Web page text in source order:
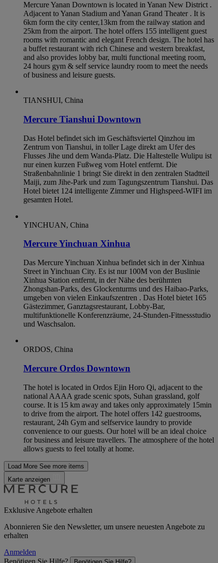
Mercure Yanan Downtown is located in Yanan New District .
Adjacent to Yanan Stadium and Yanan Grand Theater . It is
6km form the city center,13km from the railway station and
25km from the airport. The hotel offers 155 intelligent guest
rooms with romantic and elegant French design. The hotel has
a buffet restaurant with rich Chinese and western breakfast,
and also provides lobby bar, multi functional meeting room,
24 hours gym & self service laundry room to meet the needs
of business and leisure guests.
TIANSHUI, China
Mercure Tianshui Downtown
Das Hotel befindet sich im Geschäftsviertel Qinzhou im
Zentrum von Tianshui, in toller Lage direkt am Ufer des
Flusses Jihe und dem Wanda-Platz. Die Haltestelle Wulipu ist
nur einen kurzen Fußweg vom Hotel entfernt. Die
Straßenbahnlinie 1 bringt Sie direkt in den zentralen Stadtteil
Maiji, zum Jihe-Park und zum Tagungszentrum Tianshui. Das
Hotel bietet 124 intelligente Zimmer und Highspeed-WIFI im
gesamten Hotel.
YINCHUAN, China
Mercure Yinchuan Xinhua
Das Mercure Yinchuan Xinhua befindet sich in der Xinhua
Street in Yinchuan City. Es ist nur 100M von der Buslinie
Xinhua Station entfernt, in der Nähe des berühmten
Zhongshan-Parks, des Glockenturms und des Haibao-Parks,
umgeben von vielen Einkaufszentren . Das Hotel bietet 165
Gästezimmer, Ganztagsrestaurant, Lobby-Bar,
multifunktionelle Konferenzräume, 24-Stunden-Fitnessstudio
und Waschsalon.
ORDOS, China
Mercure Ordos Downtown
The hotel is located in Ordos Ejin Horo Qi, adjacent to the
national AAAA grade scenic spots, Suhan grassland, golf
course. It is 15 km away and takes only approximately 15min
to drive from the airport. The hotel offers 142 guestrooms,
restaurant, 24h Gym and selfservice laundry to provide
convenience to our guests. Our hotel will be an ideal choice
for business and leisure travellers. The atmosphere of the hotel
allows guests to feel totally at home.
Load More See more items
Karte anzeigen
Exklusive Angebote erhalten
Abonnieren Sie den Newsletter, um unsere neuesten Angebote zu
erhalten
Anmelden
Benötigen Sie Hilfe?
Benötigen Sie Hilfe?